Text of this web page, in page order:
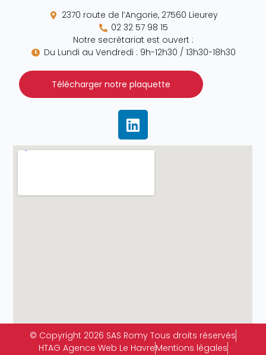
2370 route de l’Angorie, 27560 Lieurey
02 32 57 98 15
Notre secrétariat est ouvert :
Du Lundi au Vendredi : 9h-12h30 / 13h30-18h30
Télécharger notre plaquette
© Copyright 2026 SAS Romy Tous droits réservés
HTAG Agence Web Le HavreMentions légales